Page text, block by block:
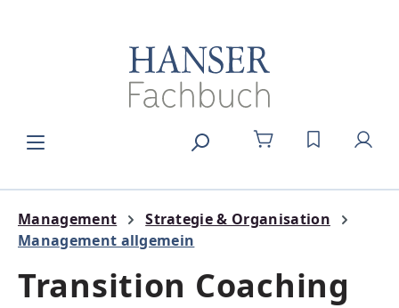
DU HAST 0
Management
Strategie & Organisation
Management allgemein
Transition Coaching